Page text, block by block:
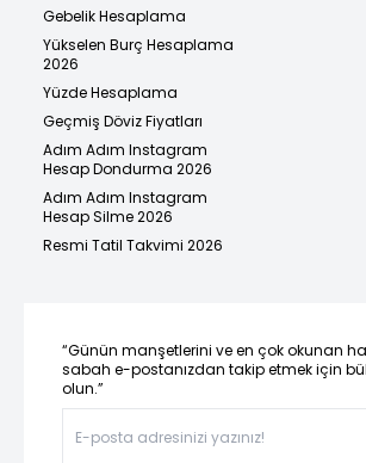
Gebelik Hesaplama
Yükselen Burç Hesaplama
2026
Yüzde Hesaplama
Geçmiş Döviz Fiyatları
Adım Adım Instagram
Hesap Dondurma 2026
Adım Adım Instagram
Hesap Silme 2026
Resmi Tatil Takvimi 2026
“Günün manşetlerini ve en çok okunan
sabah e-postanızdan takip etmek için
olun.”